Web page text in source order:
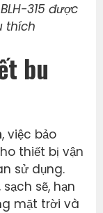
315 được
thích
bu
, việc bảo
thiết bị vận
sử dụng.
sẽ, hạn
mặt trời và